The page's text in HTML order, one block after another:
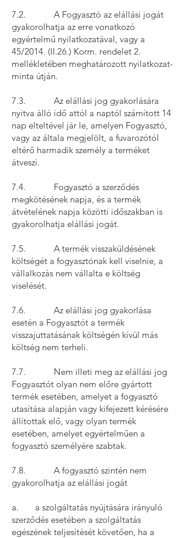
7.2. A Fogyasztó az elállási jogát
gyakorolhatja az erre vonatkozó
egyértelmű nyilatkozatával, vagy a
45/2014. (II.26.) Korm. rendelet 2.
mellékletében meghatározott nyilatkozat-
minta útján.
7.3. Az elállási jog gyakorlására
nyitva álló idő attól a naptól számított 14
nap elteltével jár le, amelyen Fogyasztó,
vagy az általa megjelölt, a fuvarozótól
eltérő harmadik személy a terméket
átveszi.
7.4. Fogyasztó a szerződés
megkötésének napja, és a termék
átvételének napja közötti időszakban is
gyakorolhatja elállási jogát.
7.5. A termék visszaküldésének
költségét a fogyasztónak kell viselnie, a
vállalkozás nem vállalta e költség
viselését.
7.6. Az elállási jog gyakorlása
esetén a Fogyasztót a termék
visszajuttatásának költségén kívül más
költség nem terheli.
7.7. Nem illeti meg az elállási jog
Fogyasztót olyan nem előre gyártott
termék esetében, amelyet a fogyasztó
utasítása alapján vagy kifejezett kérésére
állítottak elő, vagy olyan termék
esetében, amelyet egyértelműen a
fogyasztó személyére szabtak.
7.8. A fogyasztó szintén nem
gyakorolhatja az elállási jogát
a. a szolgáltatás nyújtására irányuló
szerződés esetében a szolgáltatás
egészének teljesítését követően, ha a